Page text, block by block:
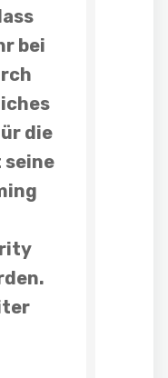
bei
die
seine